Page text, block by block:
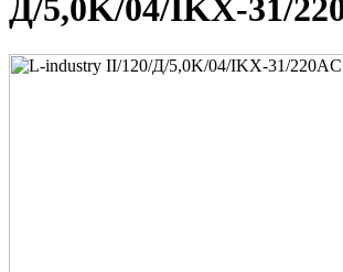
Д/5,0K/04/IKX-31/